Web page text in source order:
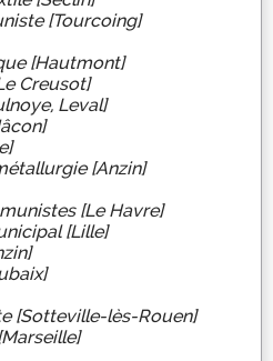
[Tourcoing]
[Hautmont]
Creusot]
Leval]
[Anzin]
[Le Havre]
[Lille]
[Sotteville-lès-Rouen]